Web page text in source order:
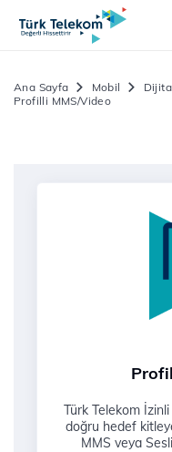
Ana Sayfa Mobil
Profilli MMS/Video
Türk Telekom
doğru hedef
MMS veya